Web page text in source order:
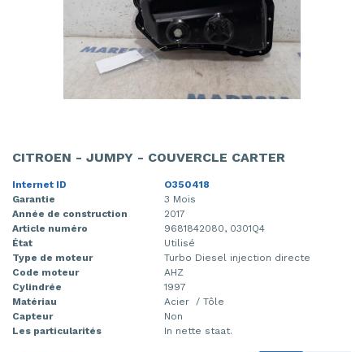
CITROEN - JUMPY - COUVERCLE CARTER
Internet ID
O350418
Garantie
3 Mois
Année de construction
2017
Article numéro
9681842080, 0301Q4
État
Utilisé
Type de moteur
Turbo Diesel injection directe
Code moteur
AHZ
Cylindrée
1997
Matériau
Acier / Tôle
Capteur
Non
Les particularités
In nette staat.